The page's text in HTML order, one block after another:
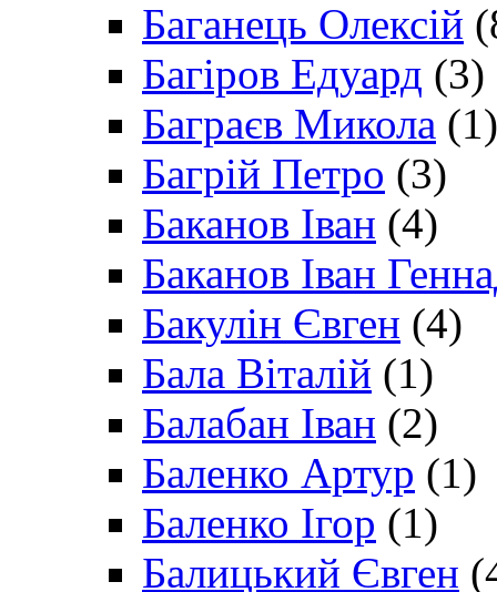
Баганець Олексій
Багіров Едуард (3)
Баграєв Микола (1)
Багрій Петро (3)
Баканов Іван (4)
Баканов Іван
Бакулін Євген (4)
Бала Віталій (1)
Балабан Іван (2)
Баленко Артур (1)
Баленко Ігор (1)
Балицький Євген